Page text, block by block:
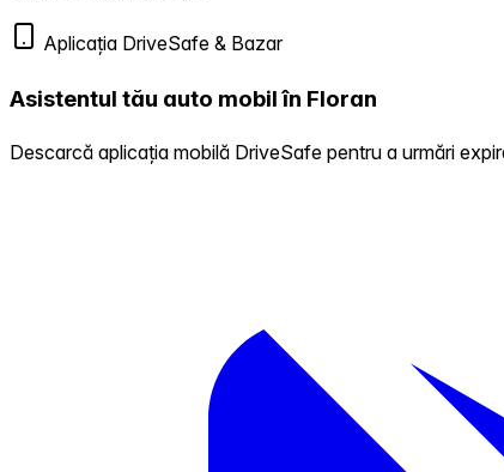
Aplicația DriveSafe & Bazar
Asistentul tău auto mobil în Floran
Descarcă aplicația mobilă DriveSafe pentru a urmări